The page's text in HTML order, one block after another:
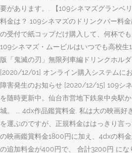
要があります。. 【109シネマズグランベ
料金は？ 109シネマズのドリンクバー料
の受付で紙コップだけ購入して、何杯でも
109シネマズ・ムービルはいつでも高校
版「鬼滅の刃」無限列車編ドリンクホルダ
[2020/12/01] オンライン購入システムに
障害発生のお知らせ [2020/12/15] 109シ
を随時更新中。仙台市営地下鉄泉中央駅
城。 ... 4dx作品鑑賞料金. 私は大の映画好
を運ぶのですが、正規料金ははっきり言
の映画鑑賞料金1800円に加え、4dxの料
の追加料金が400円で、 合計3200円 にな